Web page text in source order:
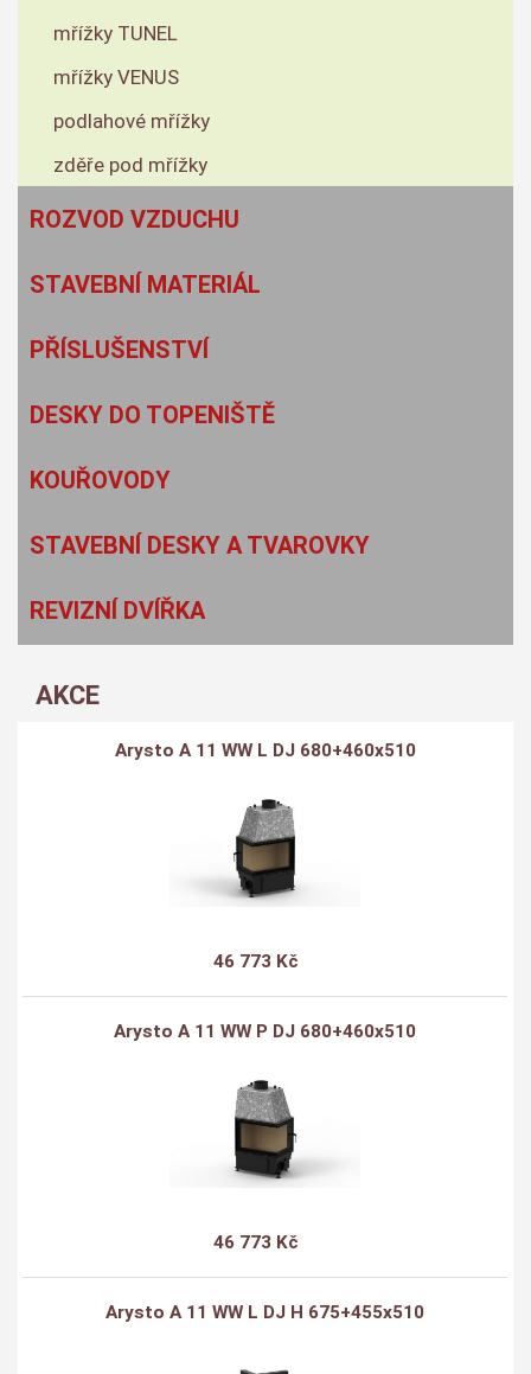
mřížky TUNEL
mřížky VENUS
podlahové mřížky
zděře pod mřížky
ROZVOD VZDUCHU
STAVEBNÍ MATERIÁL
PŘÍSLUŠENSTVÍ
DESKY DO TOPENIŠTĚ
KOUŘOVODY
STAVEBNÍ DESKY A TVAROVKY
REVIZNÍ DVÍŘKA
AKCE
Arysto A 11 WW L DJ 680+460x510
46 773 Kč
Arysto A 11 WW P DJ 680+460x510
46 773 Kč
Arysto A 11 WW L DJ H 675+455x510